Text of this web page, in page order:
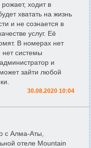
ходит в
хватать на жизнь
и не сознается в
услуг. Её
В номерах нет
системы
и
зайти любой
30.08.2020 10:04
с Алма-Аты,
отеле Mountain